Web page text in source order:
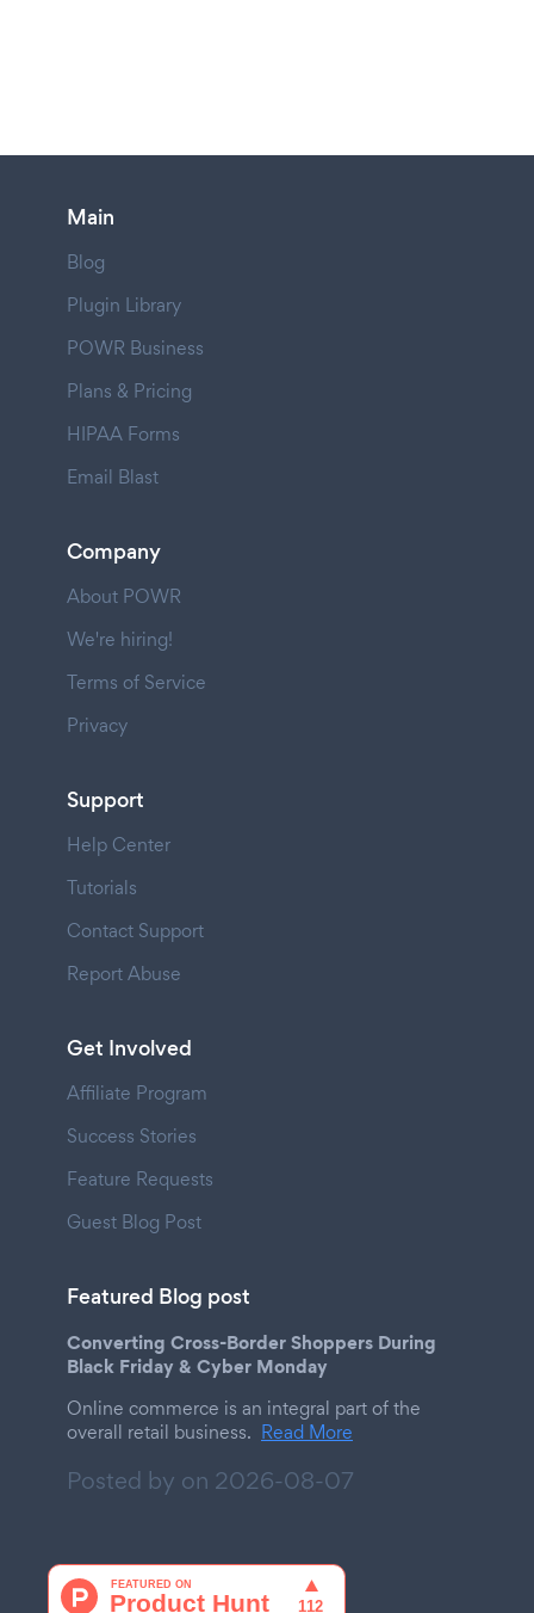
Main
Blog
Plugin Library
POWR Business
Plans & Pricing
HIPAA Forms
Email Blast
Company
About POWR
We're hiring!
Terms of Service
Privacy
Support
Help Center
Tutorials
Contact Support
Report Abuse
Get Involved
Affiliate Program
Success Stories
Feature Requests
Guest Blog Post
Featured Blog post
Converting Cross-Border Shoppers During
Black Friday & Cyber Monday
Online commerce is an integral part of the
overall retail business. Read More
Posted by on 2026-08-07